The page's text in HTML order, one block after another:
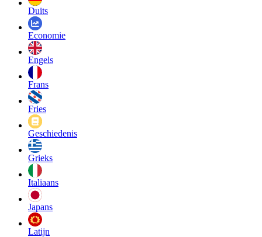
Duits
Economie
Engels
Frans
Fries
Geschiedenis
Grieks
Italiaans
Japans
Latijn